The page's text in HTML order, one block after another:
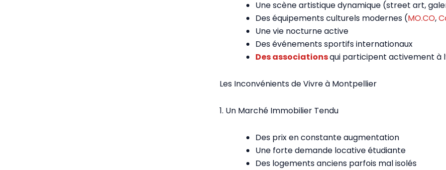
Une scène artistique dynamique (street art,
Des équipements culturels modernes (MO.CO,
Une vie nocturne active
Des événements sportifs internationaux
Des associationsqui participent activement à
Les Inconvénients de Vivre à Montpellier
1. Un Marché Immobilier Tendu
Des prix en constante augmentation
Une forte demande locative étudiante
Des logements anciens parfois mal isolés